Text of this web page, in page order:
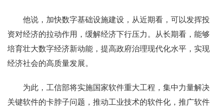
他说，加快数字基础设施建设，从近期看，可以发挥投
资对经济的拉动作用，缓解经济下行压力。从长期看，能够
培育壮大数字经济新动能，提高政府治理现代化水平，实现
经济社会的高质量发展。
为此，工信部将实施国家软件重大工程，集中力量解决
关键软件的卡脖子问题，推动工业技术的软件化，推广软件